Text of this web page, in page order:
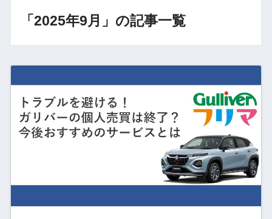
「2025年9月」の記事一覧